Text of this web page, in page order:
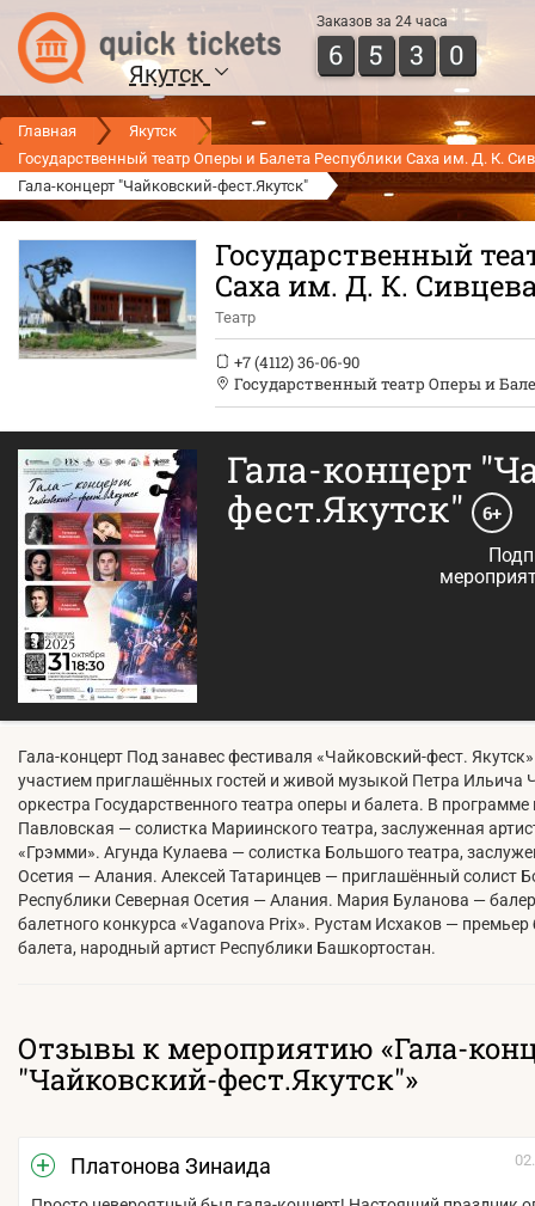
Якутск
Заказов за 24 часа
6 5 3 0
Главная
Якутск
Государственный театр Оперы и Балета Республики Саха им. Д. К.
Гала-концерт "Чайковский-фест.Якутск"
Государственный
Саха им. Д. К.
Театр
+7 (4112) 36-06-90
Государственный театр Оперы и
Гала-концерт
фест.Якутск"
6+
Гала-концерт Под занавес фестиваля «Чайковский-фест.
участием приглашённых гостей и живой музыкой Петра Ильича
оркестра Государственного театра оперы и балета. В
Павловская — солистка Мариинского театра, заслуженная
«Грэмми». Агунда Кулаева — солистка Большого театра,
Осетия — Алания. Алексей Татаринцев — приглашённый солист
Республики Северная Осетия — Алания. Мария Буланова —
балетного конкурса «Vaganova Prix». Рустам Исхаков —
балета, народный артист Республики Башкортостан.
Отзывы к мероприятию «Гала-
"Чайковский-фест.Якутск"»
Платонова Зинаида